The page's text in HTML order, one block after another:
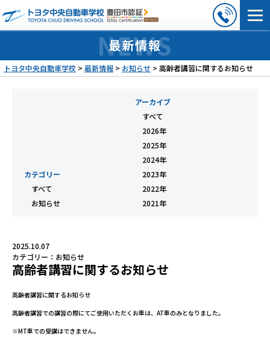
最新情報
トヨタ中央自動車学校 > 最新情報 > お知らせ > 高齢者講習に関するお知らせ
カテゴリー
すべて
お知らせ
アーカイブ
すべて
2026年
2025年
2024年
2023年
2022年
2021年
2025.10.07
カテゴリー： お知らせ
高齢者講習に関するお知らせ
高齢者講習に関するお知らせ
高齢者講習での講習の際にてご使用いただくお車は、AT車のみとなりました。
※MT車での受講はできません。